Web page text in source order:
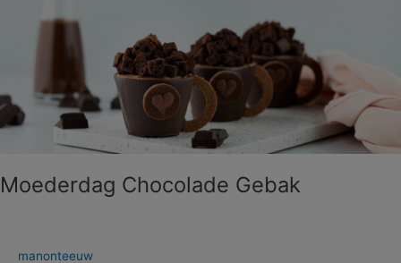
Moederdag Chocolade Gebak
manonteeuw
Chocolade